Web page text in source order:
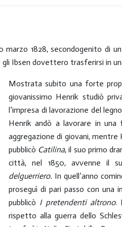
1828, secondogenito di
gli Ibsen dovettero trasferirsi in
Mostrata subito una forte
giovanissimo Henrik studiò
l’impresa di lavorazione del
Henrik andò a lavorare in una
aggregazione di giovani, mentre
pubblicò Catilina, il suo primo
città, nel 1850, avvenne il
delguerriero. In quell’anno
proseguì di pari passo con una
pubblicò I pretendenti altrono.
rispetto alla guerra dello